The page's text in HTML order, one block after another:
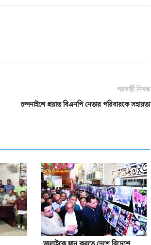
পরবর্তী নিবন্ধ
চন্দনাইশে প্রয়াত বিএনপি নেতার পরিবারকে সহায়তা